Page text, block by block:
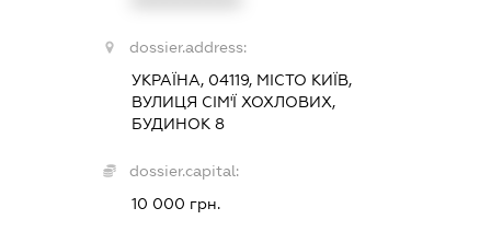
dossier.address:
УКРАЇНА, 04119, МІСТО КИЇВ,
ВУЛИЦЯ СІМ'Ї ХОХЛОВИХ,
БУДИНОК 8
dossier.capital:
10 000 грн.